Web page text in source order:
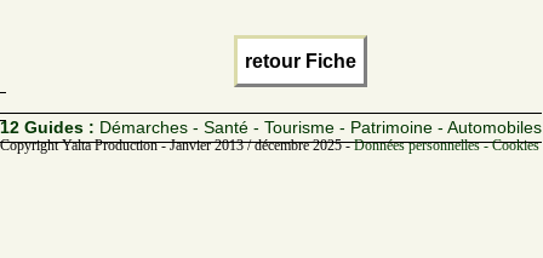
retour Fiche
12 Guides : Démarches - Santé - Tourisme - Patrimoine - Automobiles
Copyright Yalta Production - Janvier 2013 / décembre 2025 -Données personnelles -